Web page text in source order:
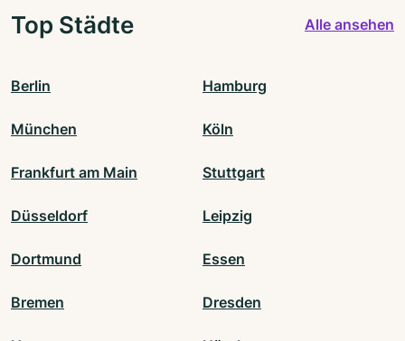
Top Städte Alle ansehen
Berlin Hamburg
München Köln
Frankfurt am Main Stuttgart
Düsseldorf Leipzig
Dortmund Essen
Bremen Dresden